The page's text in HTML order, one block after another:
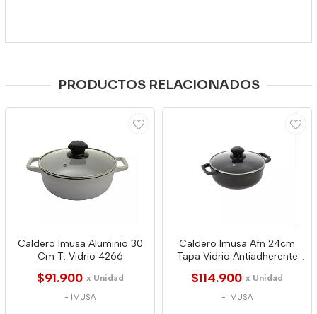
PRODUCTOS RELACIONADOS
Caldero Imusa Aluminio 30
Cm T. Vidrio 4266
$91.900 x Unidad
- IMUSA
Caldero Imusa Afn 24cm
Tapa Vidrio Antiadherente
$114.900 x Unidad
- IMUSA